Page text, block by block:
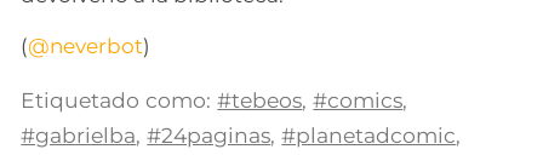
(@neverbot)
Etiquetado como: #tebeos,#comics,
#gabrielba,#24paginas,#planetadcomic,